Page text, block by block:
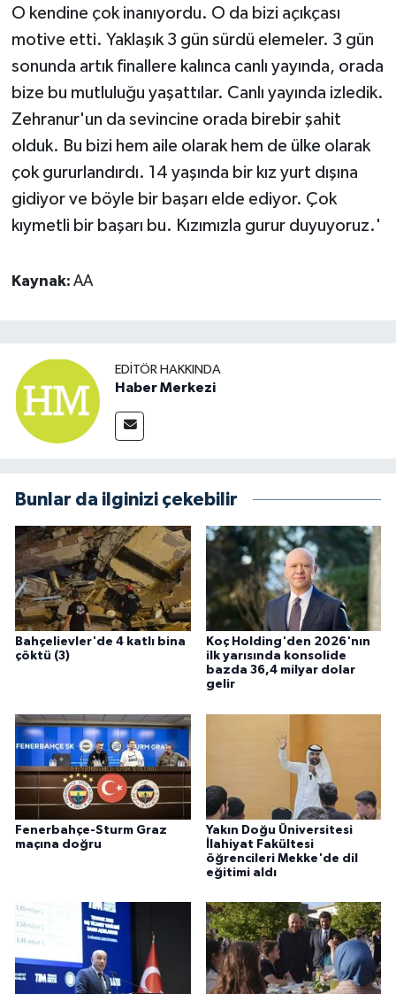
O kendine çok inanıyordu. O da bizi açıkçası
motive etti. Yaklaşık 3 gün sürdü elemeler. 3 gün
sonunda artık finallere kalınca canlı yayında, orada
bize bu mutluluğu yaşattılar. Canlı yayında izledik.
Zehranur'un da sevincine orada birebir şahit
olduk. Bu bizi hem aile olarak hem de ülke olarak
çok gururlandırdı. 14 yaşında bir kız yurt dışına
gidiyor ve böyle bir başarı elde ediyor. Çok
kıymetli bir başarı bu. Kızımızla gurur duyuyoruz.'
Kaynak: AA
EDITÖR HAKKINDA
Haber Merkezi
Bunlar da ilginizi çekebilir
Bahçelievler'de 4 katlı bina
çöktü (3)
Koç Holding'den 2026'nın
ilk yarısında konsolide
bazda 36,4 milyar dolar
gelir
Fenerbahçe-Sturm Graz
maçına doğru
Yakın Doğu Üniversitesi
İlahiyat Fakültesi
öğrencileri Mekke'de dil
eğitimi aldı